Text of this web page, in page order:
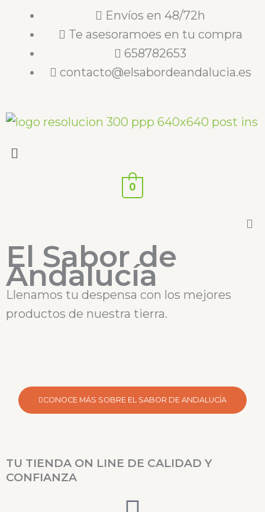
Envíos en 48/72h
Te asesoramoes en tu compra
658782653
contacto@elsabordeandalucia.es
Menú
0
El Sabor de
Andalucía
Llenamos tu despensa con los mejores
productos de nuestra tierra.
CONOCE MÁS SOBRE EL SABOR DE ANDALUCÍA
TU TIENDA ON LINE DE CALIDAD Y
CONFIANZA